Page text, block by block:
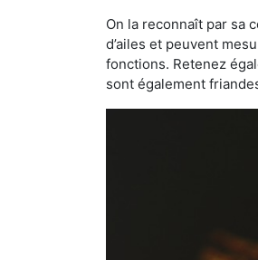
On la reconnaît par sa
d’ailes et peuvent
fonctions. Retenez
sont également